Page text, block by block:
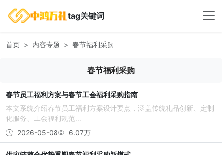
tag关键词
首页 内容专题 春节福利采购
春节福利采购
春节员工福利方案与春节工会福利采购指南
本文系统介绍春节员工福利方案设计要点，涵盖传统礼品创新、定制
化服务、工会福利规范...
2026-05-08
6.07万